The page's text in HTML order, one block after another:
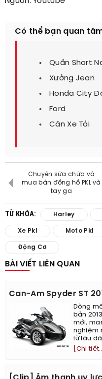
Có thể bạn quan
Quần Short
Xưởng Jean
Honda City
Ford
Cân Xe Tải
Chuyên sữa chữa và
mua bán đồng hồ PKL và
tay ga
TỪ KHÓA: Harley
Xe Pkl Moto Pkl
Động Cơ
BÀI VIẾT LIÊN QUAN
Can-Am Spyder ST
Dòng
bản
mới,
nghiệm
từ lâu
[Chi